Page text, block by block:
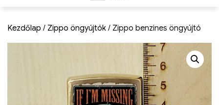
Kezdőlap / Zippo öngyújtók / Zippo benzines öngyújtó